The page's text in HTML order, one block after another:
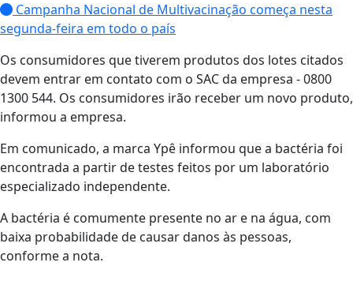
Campanha Nacional de Multivacinação começa nesta
segunda-feira em todo o país
Os consumidores que tiverem produtos dos lotes citados
devem entrar em contato com o SAC da empresa - 0800
1300 544. Os consumidores irão receber um novo produto,
informou a empresa.
Em comunicado, a marca Ypê informou que a bactéria foi
encontrada a partir de testes feitos por um laboratório
especializado independente.
A bactéria é comumente presente no ar e na água, com
baixa probabilidade de causar danos às pessoas,
conforme a nota.